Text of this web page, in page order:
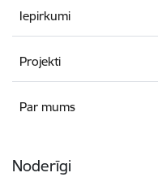
Iepirkumi
Projekti
Par mums
Noderīgi